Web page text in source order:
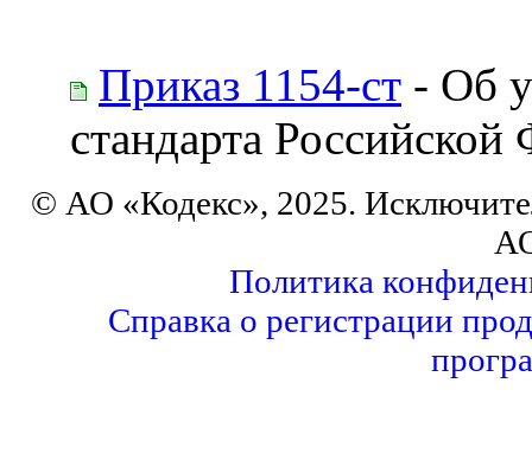
Приказ 1154-ст - Об
стандарта Российской
© АО «Кодекс», 2025.
Политика
Справка о регистрации